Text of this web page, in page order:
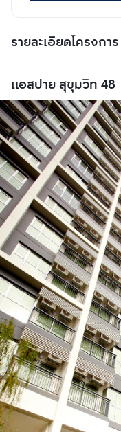
รายละเอียดโครงการ
แอสปาย สุขุมวิท 48